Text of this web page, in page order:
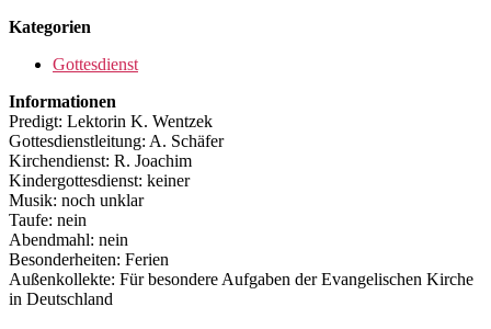
Kategorien
Gottesdienst
Informationen
Predigt: Lektorin K. Wentzek
Gottesdienstleitung: A. Schäfer
Kirchendienst: R. Joachim
Kindergottesdienst: keiner
Musik: noch unklar
Taufe: nein
Abendmahl: nein
Besonderheiten: Ferien
Außenkollekte: Für besondere Aufgaben der Evangelischen Kirche
in Deutschland